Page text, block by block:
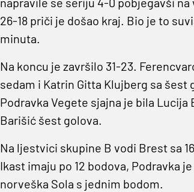
26-18 priči je došao kraj. Bio je to
minuta.
Na koncu je završilo 31-23.
sedam i Katrin Gitta Klujberg sa šest
Podravka Vegete sjajna je bila Lucija
Barišić šest golova.
Na ljestvici skupine B vodi Brest sa
Ikast imaju po 12 bodova, Podravka
norveška Sola s jednim bodom.